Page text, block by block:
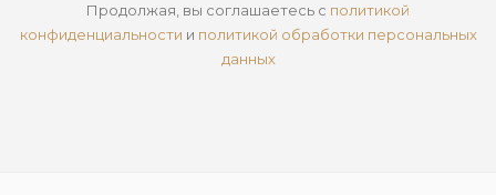
Продолжая, вы соглашаетесь с политикой
конфиденциальности и политикой обработки персональных
данных